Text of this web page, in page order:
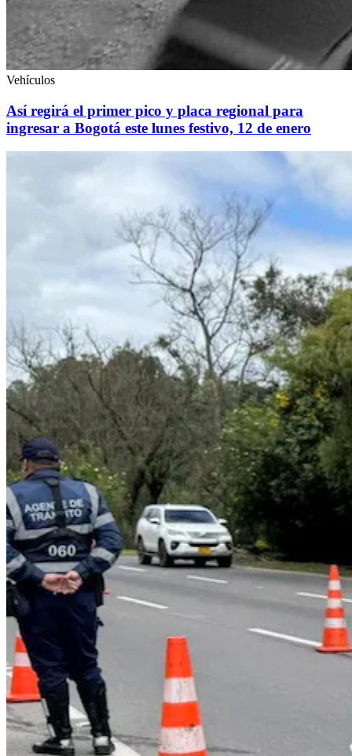
Vehículos
Así regirá el primer pico y placa regional para
ingresar a Bogotá este lunes festivo, 12 de enero